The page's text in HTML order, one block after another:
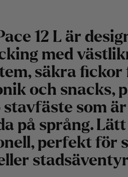
12 L är
med
säkra fickor
och snacks,
som
på språng.
perfekt för